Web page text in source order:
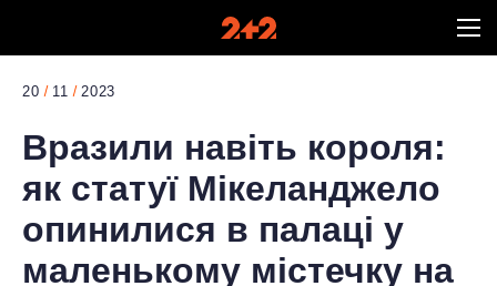
20 11 2023
Вразили навіть короля:
як статуї Мікеланджело
опинилися в палаці у
маленькому містечку на